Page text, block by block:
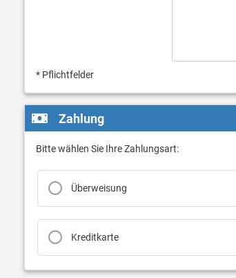
* Pflichtfelder
Zahlung
Bitte wählen Sie Ihre Zahlungsart:
Überweisung
Kreditkarte